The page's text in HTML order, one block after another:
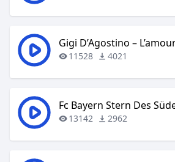
Gigi D’Agostino –
11528 4021
Fc Bayern Stern Des
13142 2962